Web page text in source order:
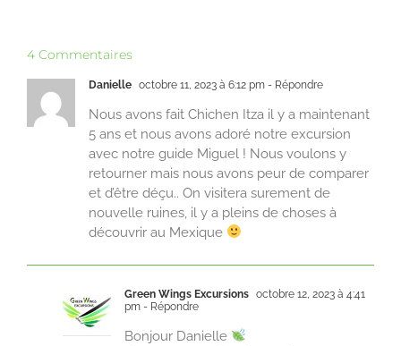
4 Commentaires
Danielle octobre 11, 2023 à 6:12 pm - Répondre
Nous avons fait Chichen Itza il y a maintenant
5 ans et nous avons adoré notre excursion
avec notre guide Miguel ! Nous voulons y
retourner mais nous avons peur de comparer
et d’être déçu.. On visitera surement de
nouvelle ruines, il y a pleins de choses à
découvrir au Mexique
Green Wings Excursions octobre 12, 2023 à 4:41
pm - Répondre
Bonjour Danielle